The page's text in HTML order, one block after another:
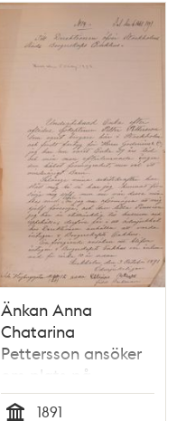
Änkan Anna
Chatarina
Pettersson ansöker
om plats på
Borgerskapets
1891